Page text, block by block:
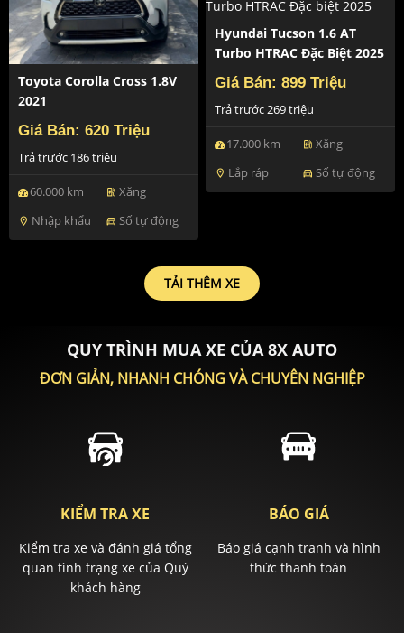
Toyota Corolla Cross 1.8V
2021
Giá Bán: 620 Triệu
Trả trước 186 triệu
60.000 km ev_station Xăng
location_on Nhập khẩu directions_car Số tự động
Hyundai Tucson 1.6 AT
Turbo HTRAC Đặc Biệt 2025
Giá Bán: 899 Triệu
Trả trước 269 triệu
17.000 km ev_station Xăng
location_on Lắp ráp directions_car Số tự động
TẢI THÊM XE
QUY TRÌNH MUA XE CỦA 8X AUTO
ĐƠN GIẢN, NHANH CHÓNG VÀ CHUYÊN NGHIỆP
KIỂM TRA XE
Kiểm tra xe và đánh giá tổng
quan tình trạng xe của Quý
khách hàng
BÁO GIÁ
Báo giá cạnh tranh và hình
thức thanh toán